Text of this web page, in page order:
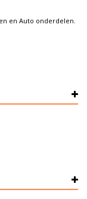
en Auto onderdelen.